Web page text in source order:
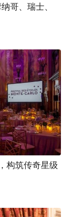
哥、瑞士、
构筑传奇星级